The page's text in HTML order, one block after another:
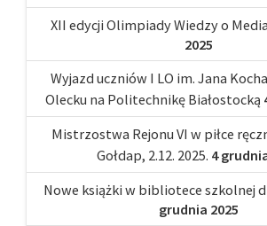
XII edycji Olimpiady Wiedzy o
2025
Wyjazd uczniów I LO im. Jana
Olecku na Politechnikę Białostocką
Mistrzostwa Rejonu VI w piłce
Gołdap, 2.12. 2025. 4
Nowe książki w bibliotece szkolnej
grudnia 2025